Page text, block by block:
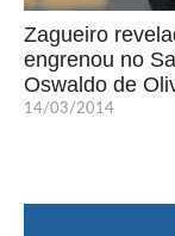
Zagueiro
engrenou no
Oswaldo de
14/03/2014